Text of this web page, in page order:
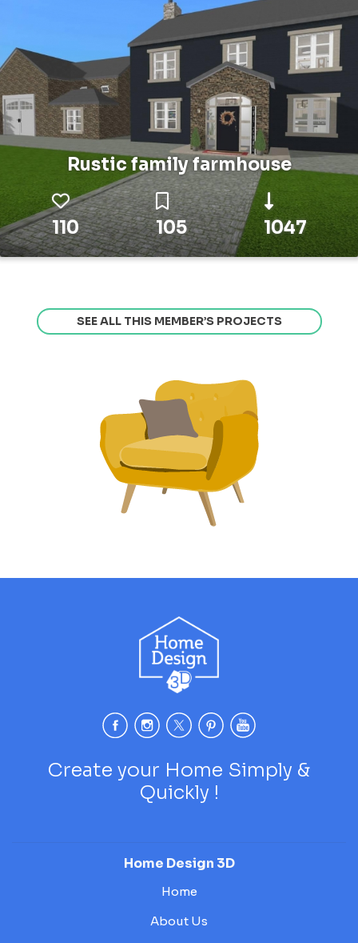
Rustic family farmhouse
110 105 1047
SEE ALL THIS MEMBER’S PROJECTS
Create your Home Simply &
Quickly !
Home Design 3D
Home
About Us